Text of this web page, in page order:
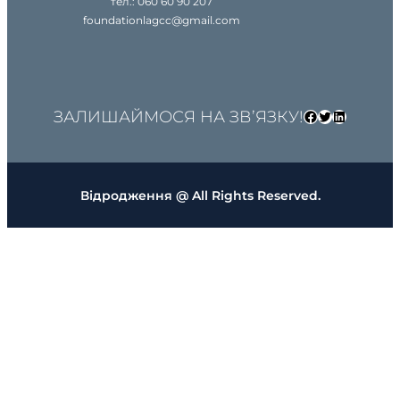
foundationlagcc@gmail.com
ЗАЛИШАЙМОСЯ НА ЗВ’ЯЗКУ!Facebook
Twitter
LinkedIn
Відродження @ All Rights Reserved.